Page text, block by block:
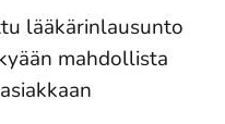
lääkärinlausunto
mahdollista